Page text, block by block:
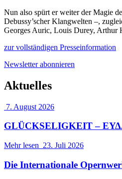
Nun also spürt er weiter der Magie
Debussy’scher Klangwelten –,
Georges Auric, Louis Durey, Arthur
zur vollständigen Presseinformation
Newsletter abonnieren
Aktuelles
7. August 2026
GLÜCKSELIGKEIT –
Mehr lesen 23. Juli 2026
Die Internationale